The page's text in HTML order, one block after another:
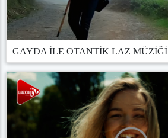
GAYDA İLE OTANTİK LAZ MÜZİĞİ